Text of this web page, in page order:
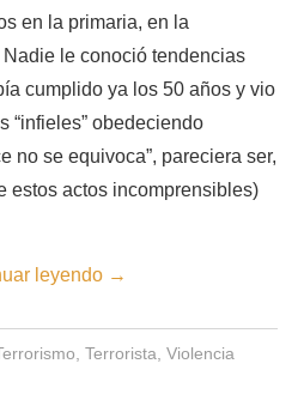
en la primaria, en la
le conoció tendencias
cumplido ya los 50 años y vio
“infieles” obedeciendo
no se equivoca”, pareciera ser,
estos actos incomprensibles)
leyendo →
Terrorista Violencia